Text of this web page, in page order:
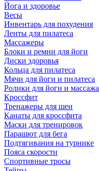
Йога и здоровье
Весы
Инвентарь для похудения
Ленты для пилатеса
Массажеры
Блоки и ремни для йоги
Диски здоровья
Кольца для пилатеса
Мячи для йоги и пилатеса
Ролики для йоги и массажа
Кроссфит
Тренажеры для шеи
Канаты для кроссфита
Маски для тренировок
Парашют для бега
Подтягивания на турнике
Пояса скорости
Спортивные тросы